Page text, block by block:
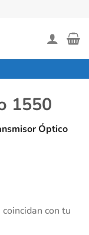
1550
Óptico
con tu